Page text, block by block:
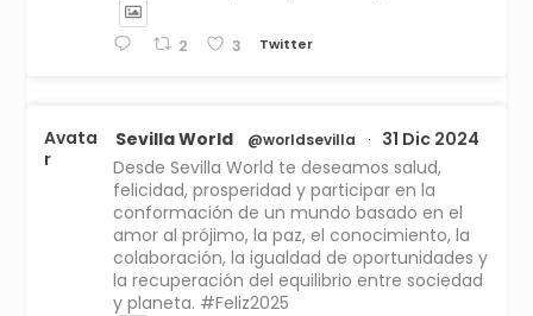
2 3 Twitter
Avata
r
Sevilla World @worldsevilla ·
31 Dic 2024
Desde Sevilla World te deseamos salud,
felicidad, prosperidad y participar en la
conformación de un mundo basado en el
amor al prójimo, la paz, el conocimiento, la
colaboración, la igualdad de oportunidades y
la recuperación del equilibrio entre sociedad
y planeta. #Feliz2025